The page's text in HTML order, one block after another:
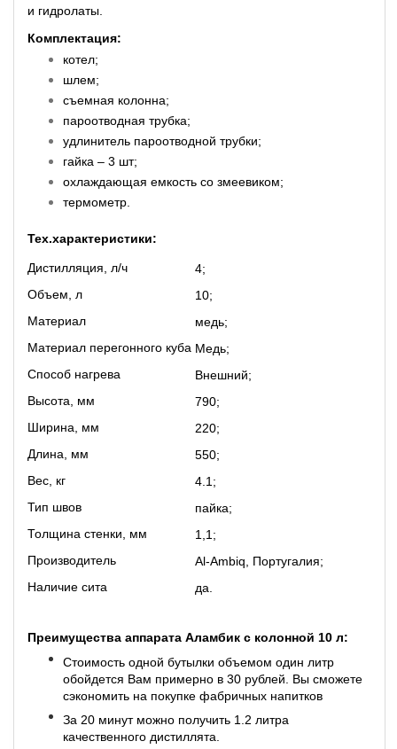
и гидролаты.
Комплектация:
котел;
шлем;
съемная колонна;
пароотводная трубка;
удлинитель пароотводной трубки;
гайка – 3 шт;
охлаждающая емкость со змеевиком;
термометр.
Тех.характеристики:
Дистилляция, л/ч
4;
Объем, л
10;
Материал
медь;
Материал перегонного куба Медь;
Способ нагрева
Внешний;
Высота, мм
790;
Ширина, мм
220;
Длина, мм
550;
Вес, кг
4.1;
Тип швов
пайка;
Толщина стенки, мм
1,1;
Производитель
Al-Ambiq, Португалия;
Наличие сита
да.
Преимущества аппарата Аламбик с колонной 10 л:
Стоимость одной бутылки объемом один литр
обойдется Вам примерно в 30 рублей. Вы сможете
сэкономить на покупке фабричных напитков
За 20 минут можно получить 1.2 литра
качественного дистиллята.